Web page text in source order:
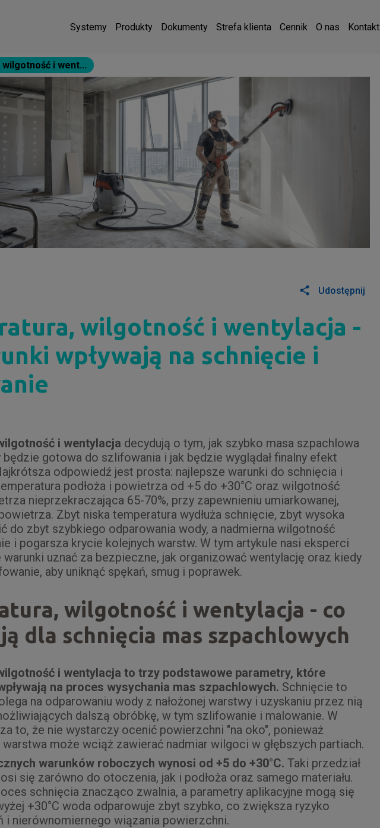
Systemy Produkty Dokumenty Strefa klienta Cennik O nas Kontakt
i went...
Udostępnij
wilgotność i wentylacja -
wpływają na schnięcie i
i wentylacja decydują o tym, jak szybko masa szpachlowa
będzie gotowa do szlifowania i jak będzie wyglądał finalny efekt
odpowiedź jest prosta: najlepsze warunki do schnięcia i
podłoża i powietrza od +5 do +30°C oraz wilgotność
nieprzekraczająca 65-70%, przy zapewnieniu umiarkowanej,
Zbyt niska temperatura wydłuża schnięcie, zbyt wysoka
do zbyt szybkiego odparowania wody, a nadmierna wilgotność
i pogarsza krycie kolejnych warstw. W tym artykule nasi eksperci
warunki uznać za bezpieczne, jak organizować wentylację oraz kiedy
aby uniknąć spękań, smug i poprawek.
wilgotność i wentylacja - co
dla schnięcia mas szpachlowych
i wentylacja to trzy podstawowe parametry, które
na proces wysychania mas szpachlowych. Schnięcie to
na odparowaniu wody z nałożonej warstwy i uzyskaniu przez nią
dalszą obróbkę, w tym szlifowanie i malowanie. W
to, że nie wystarczy ocenić powierzchni "na oko", ponieważ
może wciąż zawierać nadmiar wilgoci w głębszych partiach.
warunków roboczych wynosi od +5 do +30°C. Taki przedział
się zarówno do otoczenia, jak i podłoża oraz samego materiału.
schnięcia znacząco zwalnia, a parametry aplikacyjne mogą się
+30°C woda odparowuje zbyt szybko, co zwiększa ryzyko
i nierównomiernego wiązania powierzchni.